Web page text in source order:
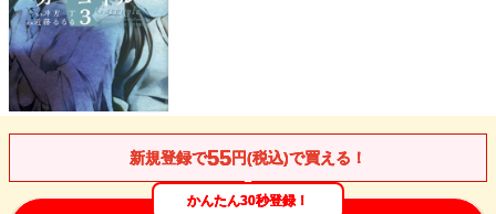
新規登録で55円(税込)で買える！
かんたん30秒登録！